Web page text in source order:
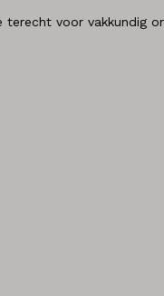
voor vakkundig